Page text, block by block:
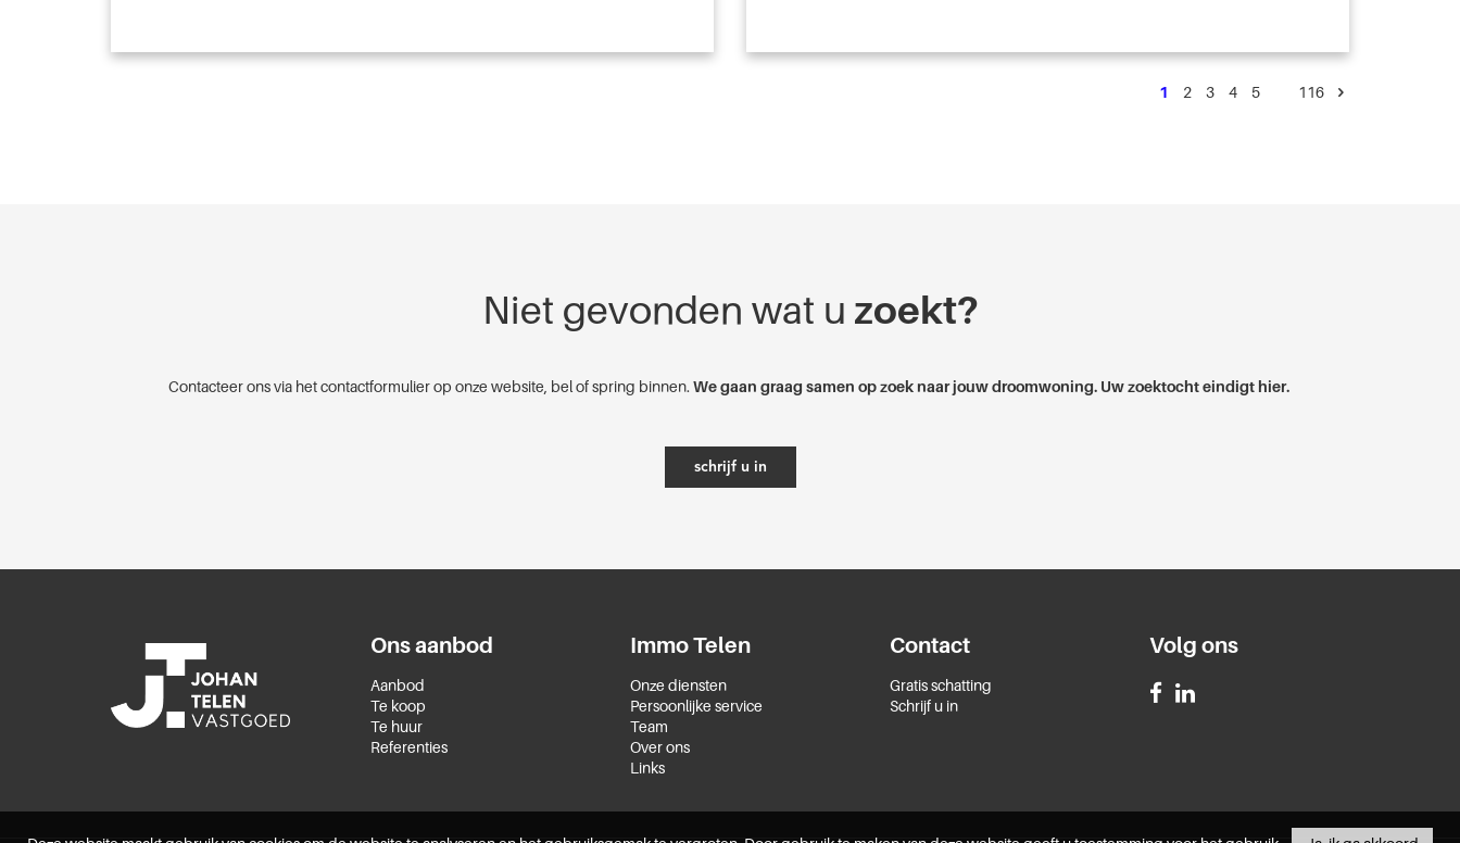
1 2 3 4 5 116
Niet gevonden wat u zoekt?
Contacteer ons via het contactformulier op onze website, bel of spring binnen. We gaan graag samen op zoek naar jouw droomwoning. Uw zoektocht eindigt hier.
schrijf u in
Ons aanbod
Aanbod
Te koop
Te huur
Referenties
Immo Telen
Onze diensten
Persoonlijke service
Team
Over ons
Links
Contact
Gratis schatting
Schrijf u in
Volg ons